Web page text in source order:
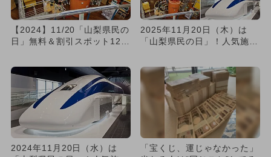
【2024】11/20「山梨県民の
日」無料＆割引スポット12
2025年11月20日（木）は
「山梨県民の日」！人気施設
2024年11月20日（水）は
「宝くじ、運じゃなかった」